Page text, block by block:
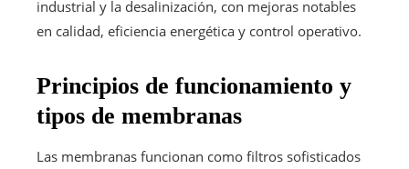
industrial y la desalinización, con mejoras notables
en calidad, eficiencia energética y control operativo.
Principios de funcionamiento y
tipos de membranas
Las membranas funcionan como filtros sofisticados